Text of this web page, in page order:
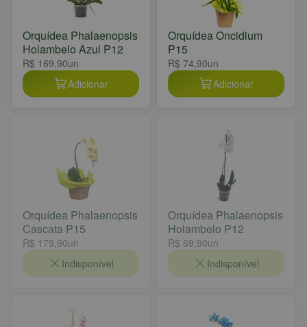
Orquídea Phalaenopsis
Holambelo Azul P12
R$ 169,90un
Adicionar
Orquídea Oncidium
P15
R$ 74,90un
Adicionar
Orquídea Phalaenopsis
Cascata P15
R$ 179,90un
Indisponível
Orquídea Phalaenopsis
Holambelo P12
R$ 69,90un
Indisponível